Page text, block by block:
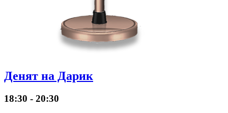
Денят на Дарик
18:30 - 20:30